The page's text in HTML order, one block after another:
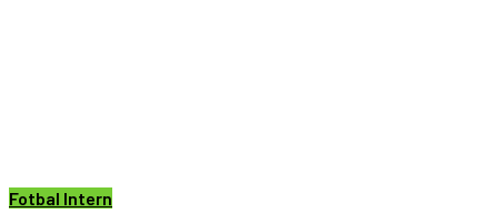
Fotbal Intern